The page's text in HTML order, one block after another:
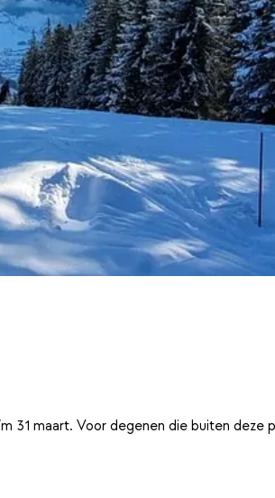
31 maart. Voor degenen die buiten deze